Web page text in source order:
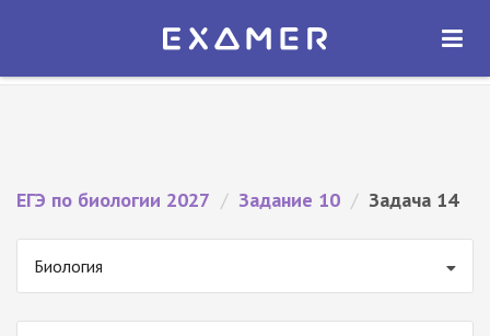
Экзамер — ЕГЭ 2027
ОТКРЫТЬ
ЕГЭ по биологии 2027 / Задание 10 / Задача 14
Биология